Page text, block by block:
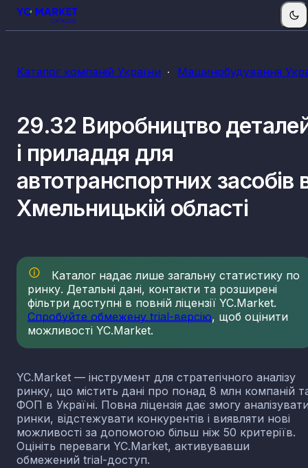
Каталог компаній України Машинобудування
29.32 Виробництво
і приладдя для
автотранспортних засобів
Хмельницькій області
Каталог надає лише загальну статистику по
ринку. Детальні дані, контакти та розширені
фільтри доступні в повній ліцензії YC.Market.
Спробуйте обмежену trial-версію, щоб оцінити
можливості YC.Market.
YC.Market — інструмент для стратегічного аналізу
ринку, що містить дані про понад 8 млн компаній
ФОП в Україні. Повна ліцензія дає змогу
ринки, відстежувати конкурентів і виявляти нові
можливості за допомогою більш ніж 50 критеріїв.
Оцініть переваги YC.Market, активувавши
обмежений trial-доступ.